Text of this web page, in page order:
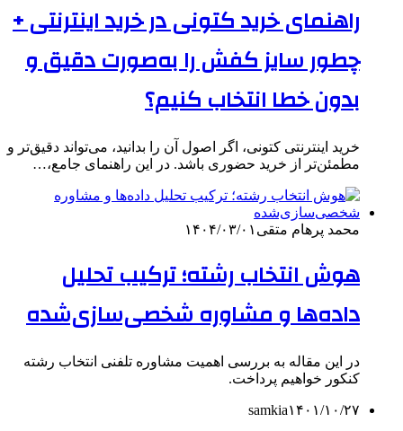
راهنمای خرید کتونی در خرید اینترنتی +
چطور سایز کفش را به‌صورت دقیق و
بدون خطا انتخاب کنیم؟
خرید اینترنتی کتونی، اگر اصول آن را بدانید، می‌تواند دقیق‌تر و
مطمئن‌تر از خرید حضوری باشد. در این راهنمای جامع،…
محمد پرهام متقی ۱۴۰۴/۰۳/۰۱
هوش انتخاب رشته؛ ترکیب تحلیل
داده‌ها و مشاوره شخصی‌سازی‌شده
در این مقاله به بررسی اهمیت مشاوره تلفنی انتخاب رشته
کنکور خواهیم پرداخت.
samkia۱۴۰۱/۱۰/۲۷